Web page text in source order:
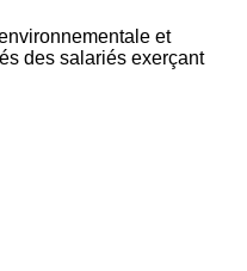
et
des salariés exerçant